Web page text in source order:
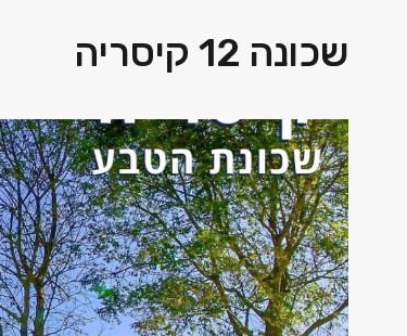
שכונה 12 קיסריה